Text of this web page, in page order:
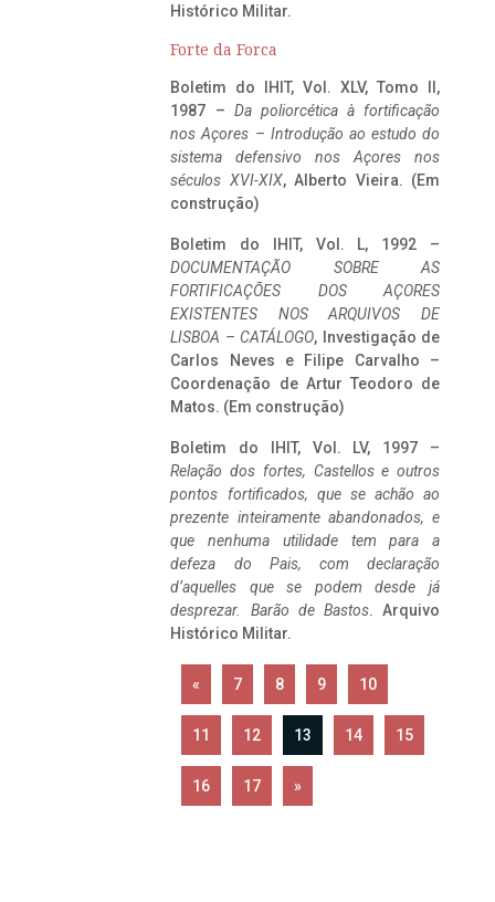
Histórico Militar.
Forte da Forca
Boletim do IHIT, Vol. XLV, Tomo II,
1987 – Da poliorcética à fortificação
nos Açores – Introdução ao estudo do
sistema defensivo nos Açores nos
séculos XVI-XIX, Alberto Vieira. (Em
construção)
Boletim do IHIT, Vol. L, 1992 –
DOCUMENTAÇÃO SOBRE AS
FORTIFICAÇÕES DOS AÇORES
EXISTENTES NOS ARQUIVOS DE
LISBOA – CATÁLOGO, Investigação de
Carlos Neves e Filipe Carvalho –
Coordenação de Artur Teodoro de
Matos. (Em construção)
Boletim do IHIT, Vol. LV, 1997 –
Relação dos fortes, Castellos e outros
pontos fortificados, que se achão ao
prezente inteiramente abandonados, e
que nenhuma utilidade tem para a
defeza do Pais, com declaração
d’aquelles que se podem desde já
desprezar. Barão de Bastos. Arquivo
Histórico Militar.
« 7 8 9 10
11 12 13 14 15
16 17 »